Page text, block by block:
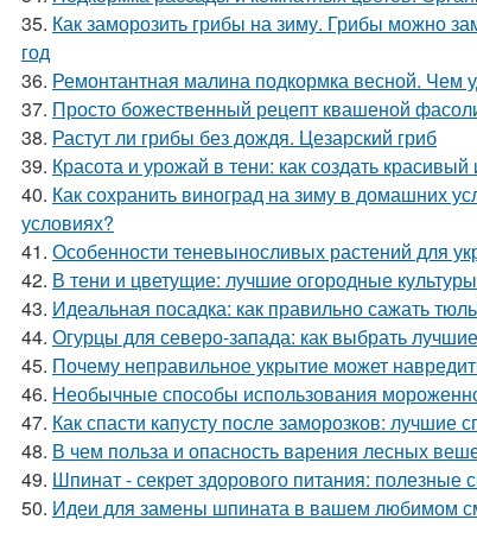
35. Как заморозить грибы на зиму. Грибы можно
год
36. Ремонтантная малина подкормка весной. Чем
37. Просто божественный рецепт квашеной
38. Растут ли грибы без дождя. Цезарский гриб
39. Красота и урожай в тени: как создать
40. Как сохранить виноград на зиму в домашних
условиях?
41. Особенности теневыносливых растений для
42. В тени и цветущие: лучшие огородные
43. Идеальная посадка: как правильно сажать
44. Огурцы для северо-запада: как выбрать
45. Почему неправильное укрытие может
46. Необычные способы использования
47. Как спасти капусту после заморозков: лучшие
48. В чем польза и опасность варения лесных
49. Шпинат - секрет здорового питания: полезные
50. Идеи для замены шпината в вашем любимом